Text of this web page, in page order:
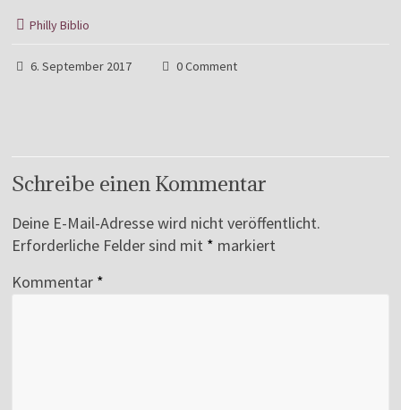
Philly Biblio
6. September 2017 0 Comment
Schreibe einen Kommentar
Deine E-Mail-Adresse wird nicht veröffentlicht.
Erforderliche Felder sind mit * markiert
Kommentar *